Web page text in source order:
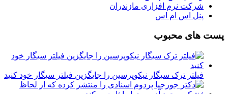
شرکت نرم افزاری مازندران
پنل اس ام اس
پست های محبوب
فیلتر ترک سیگار نیکوپرسین را جایگزین فیلتر سیگار خود کنید